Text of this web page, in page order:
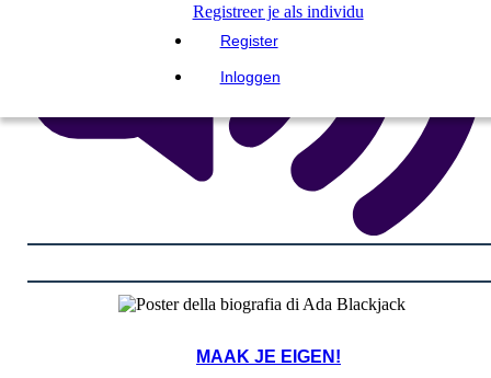
Registreer je als individu
Register
Inloggen
MAAK JE EIGEN!